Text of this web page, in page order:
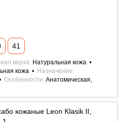
41
верха Натуральная кожа
кожа
Назначение
Особенности Анатомическая,